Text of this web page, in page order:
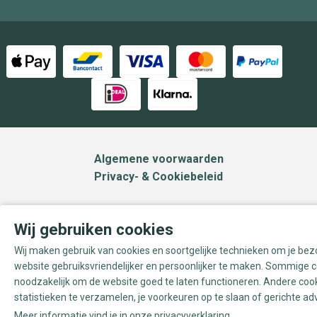
Algemene voorwaarden
Privacy- & Cookiebeleid
Wij gebruiken cookies
Wij maken gebruik van cookies en soortgelijke technieken om je
website gebruiksvriendelijker en persoonlijker te maken. Sommige
noodzakelijk om de website goed te laten functioneren. Andere
statistieken te verzamelen, je voorkeuren op te slaan of gerichte